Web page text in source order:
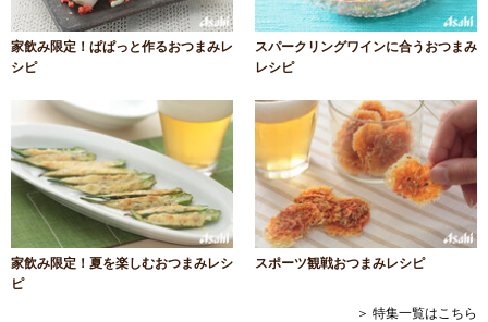
家飲み限定！ぱぱっと作るおつまみレ
シピ
スパークリングワインに合うおつまみ
レシピ
家飲み限定！夏を楽しむおつまみレシ
ピ
スポーツ観戦おつまみレシピ
＞ 特集一覧はこちら